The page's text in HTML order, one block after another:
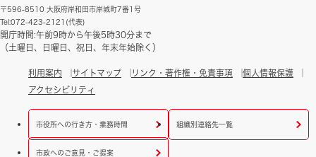
〒596-8510 大阪府岸和田市岸城町7番1号
Tel:072-423-2121(代表)
開庁時間:午前9時から午後5時30分まで
（土曜日、日曜日、祝日、年末年始除く）
利用案内 サイトマップ リンク・著作権・免責事項
個人情報保護
アクセシビリティ
市役所への行き方・業務時間 組織別連絡先一覧
市政へのご意見・ご提案